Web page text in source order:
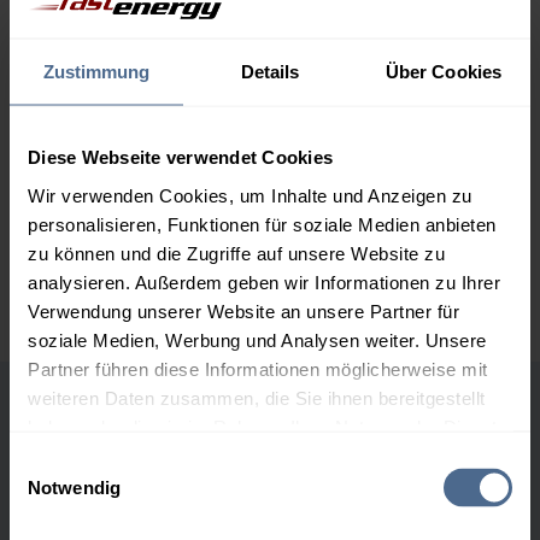
Zustimmung Details Über Cookies
Diese Webseite verwendet Cookies
Wir verwenden Cookies, um Inhalte und Anzeigen zu
personalisieren, Funktionen für soziale Medien anbieten
zu können und die Zugriffe auf unsere Website zu
analysieren. Außerdem geben wir Informationen zu Ihrer
Verwendung unserer Website an unsere Partner für
soziale Medien, Werbung und Analysen weiter. Unsere
Partner führen diese Informationen möglicherweise mit
weiteren Daten zusammen, die Sie ihnen bereitgestellt
Notwendig
5.000 Liter
153,18 €
153,18 €
0,00 €
Preise für Heizöl in Standardqualität nach Ö-Norm C 1109 in € / 100
Liter inkl. MwSt. und Lieferung bei einer Lieferstelle.
Heizölpreise in Imsterberg